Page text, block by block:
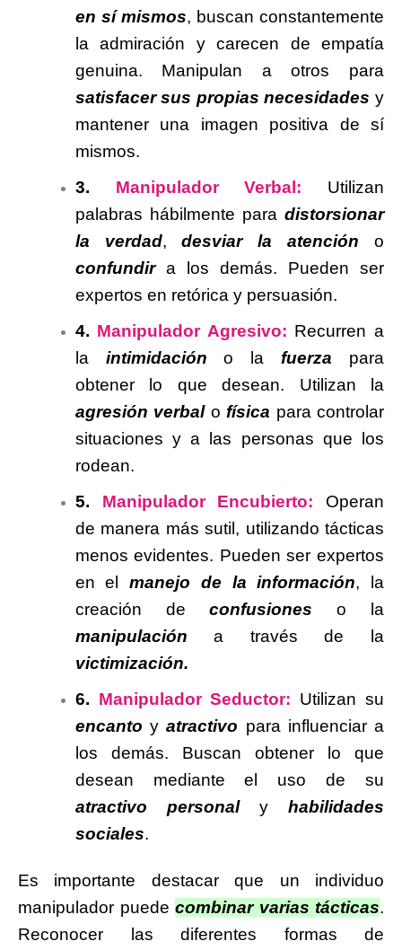
en sí mismos, buscan constantemente
la admiración y carecen de empatía
genuina. Manipulan a otros para
satisfacer sus propias necesidades y
mantener una imagen positiva de sí
mismos.
3. Manipulador Verbal: Utilizan
palabras hábilmente para distorsionar
la verdad,desviar la atención o
confundira los demás. Pueden ser
expertos en retórica y persuasión.
4. Manipulador Agresivo: Recurren a
la intimidación o la fuerza para
obtener lo que desean. Utilizan la
agresión verbalo física para controlar
situaciones y a las personas que los
rodean.
5. Manipulador Encubierto: Operan
de manera más sutil, utilizando tácticas
menos evidentes. Pueden ser expertos
en elmanejo de la información, la
creación deconfusiones o la
manipulación a través de la
victimización.
6. Manipulador Seductor: Utilizan su
encanto yatractivo para influenciar a
los demás. Buscan obtener lo que
desean mediante el uso de su
atractivo personaly habilidades
sociales.
Es importante destacar que un individuo
manipulador puede combinar varias tácticas.
Reconocer las diferentes formas de